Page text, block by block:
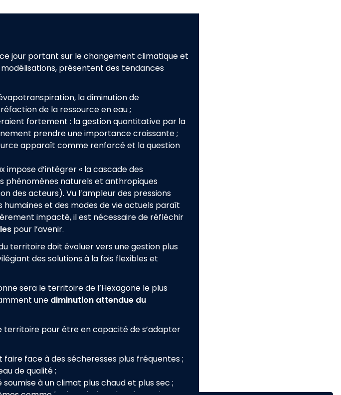
jour portant sur le changement climatique et
présentent des tendances
la diminution de
de la ressource en eau;
fortement : la gestion quantitative par la
prendre une importance croissante;
apparaît comme renforcé et la question
d’intégrer « la cascade des
phénomènes naturels et anthropiques
des acteurs). Vu l’ampleur des pressions
et des modes de vie actuels paraît
impacté, il est nécessaire de réfléchir
pour l’avenir.
territoire doit évoluer vers une gestion plus
des solutions à la fois flexibles et
sera le territoire de l’Hexagone le plus
une diminution attendue du
territoire pourêtre en capacitéde s’adapter
faire face à des sécheresses plus fréquentes ;
de qualité ;
à un climat plus chaud et plus sec ;